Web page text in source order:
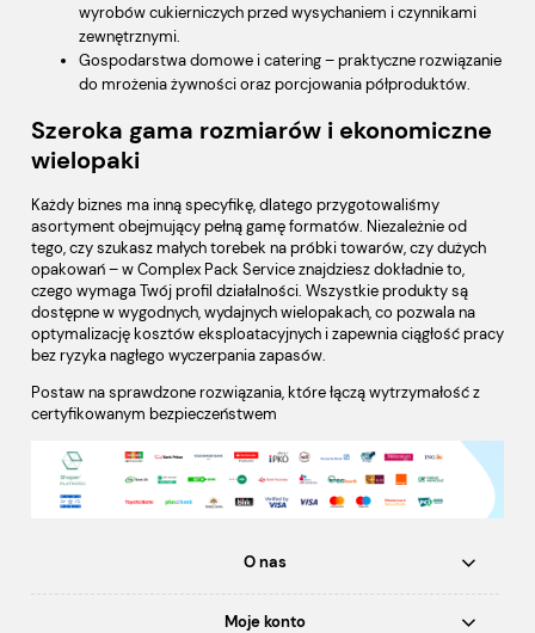
wyrobów cukierniczych przed wysychaniem i czynnikami
zewnętrznymi.
Gospodarstwa domowe i catering – praktyczne rozwiązanie
do mrożenia żywności oraz porcjowania półproduktów.
Szeroka gama rozmiarów i ekonomiczne
wielopaki
Każdy biznes ma inną specyfikę, dlatego przygotowaliśmy
asortyment obejmujący pełną gamę formatów. Niezależnie od
tego, czy szukasz małych torebek na próbki towarów, czy dużych
opakowań – w Complex Pack Service znajdziesz dokładnie to,
czego wymaga Twój profil działalności. Wszystkie produkty są
dostępne w wygodnych, wydajnych wielopakach, co pozwala na
optymalizację kosztów eksploatacyjnych i zapewnia ciągłość pracy
bez ryzyka nagłego wyczerpania zapasów.
Postaw na sprawdzone rozwiązania, które łączą wytrzymałość z
certyfikowanym bezpieczeństwem
O nas
Moje konto